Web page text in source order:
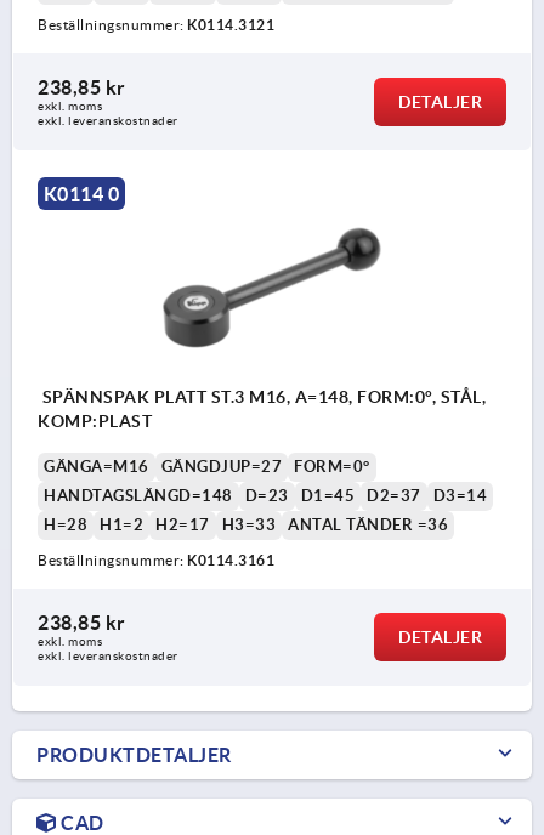
Beställningsnummer: K0114.3121
238,85 kr
exkl. moms
exkl. leveranskostnader
DETALJER
K0114 0
SPÄNNSPAK PLATT ST.3 M16, A=148, FORM:0°, STÅL,
KOMP:PLAST
GÄNGA=M16 GÄNGDJUP=27
FORM=0°
HANDTAGSLÄNGD=148
D=23 D1=45 D2=37
D3=14
H=28
H1=2 H2=17 H3=33 ANTAL TÄNDER =36
Beställningsnummer: K0114.3161
238,85 kr
exkl. moms
exkl. leveranskostnader
DETALJER
PRODUKTDETALJER
CAD